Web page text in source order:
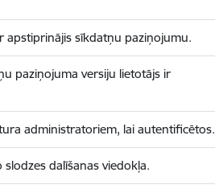
apstiprinājis sīkdatņu paziņojumu.
paziņojuma versiju lietotājs ir
administratoriem, lai autentificētos.
dalīšanas viedokļa.